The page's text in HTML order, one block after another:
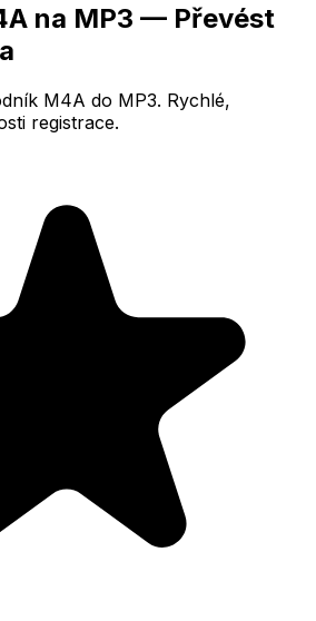
na MP3 — Převést
M4A do MP3. Rychlé,
registrace.